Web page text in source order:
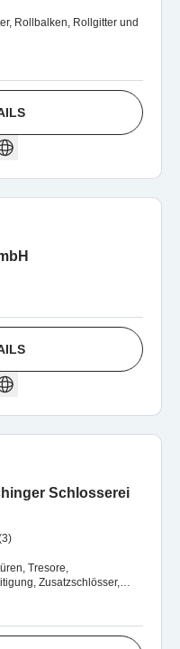
Rollbalken, Rollgitter und
Schlosserei
Tresore,
Zusatzschlösser,